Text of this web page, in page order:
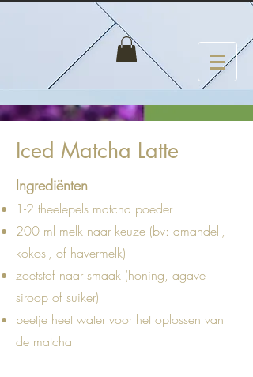
Iced Matcha Latte
Ingrediënten
1-2 theelepels matcha poeder
200 ml melk naar keuze (bv: amandel-,
kokos-, of havermelk)
zoetstof naar smaak (honing, agave
siroop of suiker)
beetje heet water voor het oplossen van
de matcha